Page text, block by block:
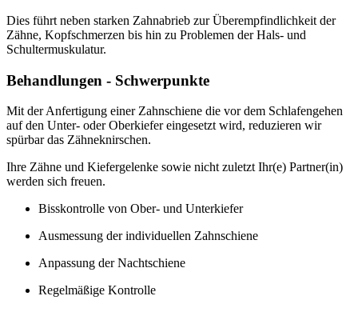
Dies führt neben starken Zahnabrieb zur Überempfindlichkeit der
Zähne, Kopfschmerzen bis hin zu Problemen der Hals- und
Schultermuskulatur.
Behandlungen - Schwerpunkte
Mit der Anfertigung einer Zahnschiene die vor dem Schlafengehen
auf den Unter- oder Oberkiefer eingesetzt wird, reduzieren wir
spürbar das Zähneknirschen.
Ihre Zähne und Kiefergelenke sowie nicht zuletzt Ihr(e) Partner(in)
werden sich freuen.
Bisskontrolle von Ober- und Unterkiefer
Ausmessung der individuellen Zahnschiene
Anpassung der Nachtschiene
Regelmäßige Kontrolle